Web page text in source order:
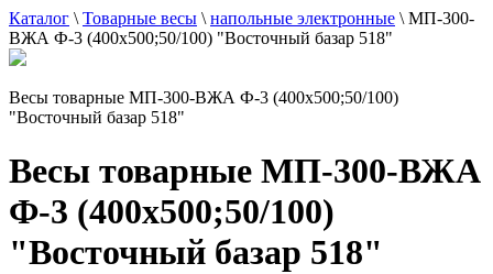
Каталог \ Товарные весы \ напольные электронные \ МП-300-
ВЖА Ф-3 (400х500;50/100) "Восточный базар 518"
Весы товарные МП-300-ВЖА Ф-3 (400х500;50/100)
"Восточный базар 518"
Весы товарные МП-300-ВЖА
Ф-3 (400х500;50/100)
"Восточный базар 518"